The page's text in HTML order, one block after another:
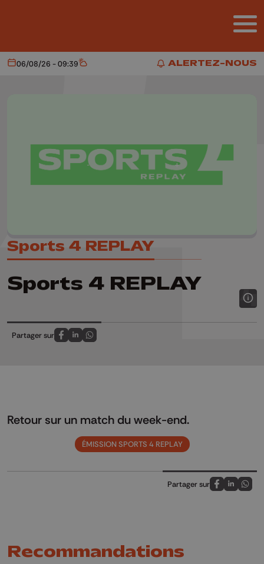
ALERTEZ-NOUS
ALERTEZ-NOUS
Aujourd'hui
06/08/26 - 09:39 Météo
Sports 4 REPLAY
Sports 4 REPLAY
Partager sur
Partagez sur FaceBook
Partagez sur LinkedIn
Partagez sur Whatsapp
Retour sur un match du week-end.
ÉMISSION SPORTS 4 REPLAY
Partager sur
Partagez sur
Partagez
Recommandations